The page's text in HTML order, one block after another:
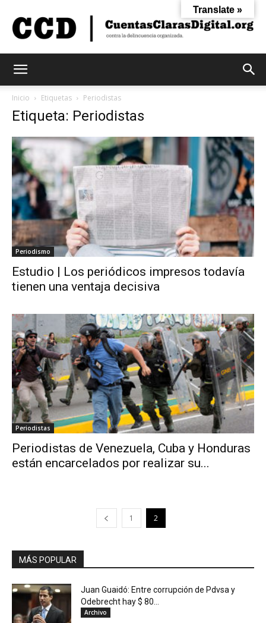
Inicio Etiquetas Periodistas
Etiqueta: Periodistas
Periodismo
Estudio | Los periódicos impresos todavía
tienen una ventaja decisiva
Periodistas
Periodistas de Venezuela, Cuba y Honduras
están encarcelados por realizar su...
1 2
MÁS POPULAR
Juan Guaidó: Entre corrupción de Pdvsa y
Odebrecht hay $ 80...
Archivo
Translate »